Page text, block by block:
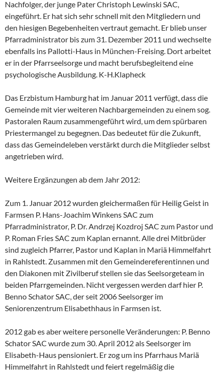
Nachfolger, der junge Pater Christoph Lewinski SAC,
eingeführt. Er hat sich sehr schnell mit den Mitgliedern und
den hiesigen Begebenheiten vertraut gemacht. Er blieb unser
Pfarradministrator bis zum 31. Dezember 2011 und wechselte
ebenfalls ins Pallotti-Haus in München-Freising. Dort arbeitet
er in der Pfarrseelsorge und macht berufsbegleitend eine
psychologische Ausbildung. K-H.Klapheck
Das Erzbistum Hamburg hat im Januar 2011 verfügt, dass die
Gemeinde mit vier weiteren Nachbargemeinden zu einem sog.
Pastoralen Raum zusammengeführt wird, um dem spürbaren
Priestermangel zu begegnen. Das bedeutet für die Zukunft,
dass das Gemeindeleben verstärkt durch die Mitglieder selbst
angetrieben wird.
Weitere Ergänzungen ab dem Jahr 2012:
Zum 1. Januar 2012 wurden gleichermaßen für Heilig Geist in
Farmsen P. Hans-Joachim Winkens SAC zum
Pfarradministrator, P. Dr. Andrzej Kozdroj SAC zum Pastor und
P. Roman Fries SAC zum Kaplan ernannt. Alle drei Mitbrüder
sind zugleich Pfarrer, Pastor und Kaplan in Mariä Himmelfahrt
in Rahlstedt. Zusammen mit den Gemeindereferentinnen und
den Diakonen mit Zivilberuf stellen sie das Seelsorgeteam in
beiden Pfarrgemeinden. Nicht vergessen werden darf hier P.
Benno Schator SAC, der seit 2006 Seelsorger im
Seniorenzentrum Elisabethhaus in Farmsen ist.
2012 gab es aber weitere personelle Veränderungen: P. Benno
Schator SAC wurde zum 30. April 2012 als Seelsorger im
Elisabeth-Haus pensioniert. Er zog um ins Pfarrhaus Mariä
Himmelfahrt in Rahlstedt und feiert regelmäßig die